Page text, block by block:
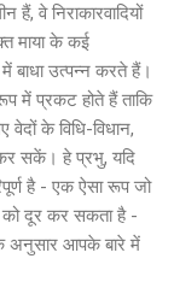
वे निराकारवादियों
माया के कई
में बाधा उत्पन्न करते हैं।
में प्रकट होते हैं ताकि
के विधि-विधान,
कर सकें। हे प्रभु, यदि
है - एक ऐसा रूप जो
दूर कर सकता है -
अनुसार आपके बारे में